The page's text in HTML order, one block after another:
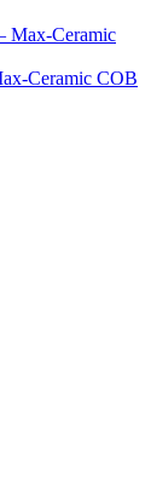
Max-Ceramic
Ceramic COB